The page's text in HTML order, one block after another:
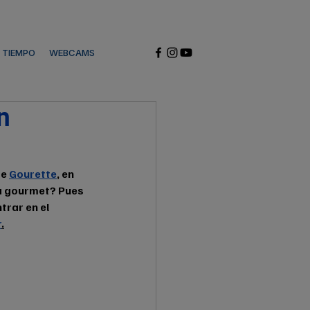
TIEMPO WEBCAMS
Gourette, en
gourmet? Pues
en el
.